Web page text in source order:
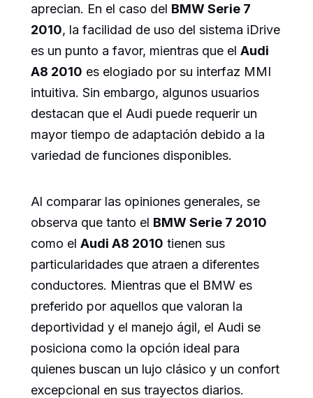
aprecian. En el caso del BMW Serie 7
2010, la facilidad de uso del sistema iDrive
es un punto a favor, mientras que el Audi
A8 2010 es elogiado por su interfaz MMI
intuitiva. Sin embargo, algunos usuarios
destacan que el Audi puede requerir un
mayor tiempo de adaptación debido a la
variedad de funciones disponibles.
Al comparar las opiniones generales, se
observa que tanto el BMW Serie 7 2010
como el Audi A8 2010 tienen sus
particularidades que atraen a diferentes
conductores. Mientras que el BMW es
preferido por aquellos que valoran la
deportividad y el manejo ágil, el Audi se
posiciona como la opción ideal para
quienes buscan un lujo clásico y un confort
excepcional en sus trayectos diarios.